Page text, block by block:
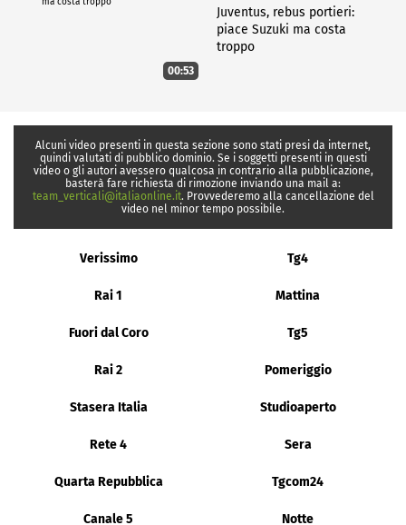
00:53
Juventus, rebus portieri:
piace Suzuki ma costa
troppo
Alcuni video presenti in questa sezione sono stati presi da internet,
quindi valutati di pubblico dominio. Se i soggetti presenti in questi
video o gli autori avessero qualcosa in contrario alla pubblicazione,
basterà fare richiesta di rimozione inviando una mail a:
team_verticali@italiaonline.it. Provvederemo alla cancellazione del
video nel minor tempo possibile.
Verissimo Tg4
Rai 1 Mattina
Fuori dal Coro Tg5
Rai 2 Pomeriggio
Stasera Italia Studioaperto
Rete 4 Sera
Quarta Repubblica Tgcom24
Canale 5 Notte